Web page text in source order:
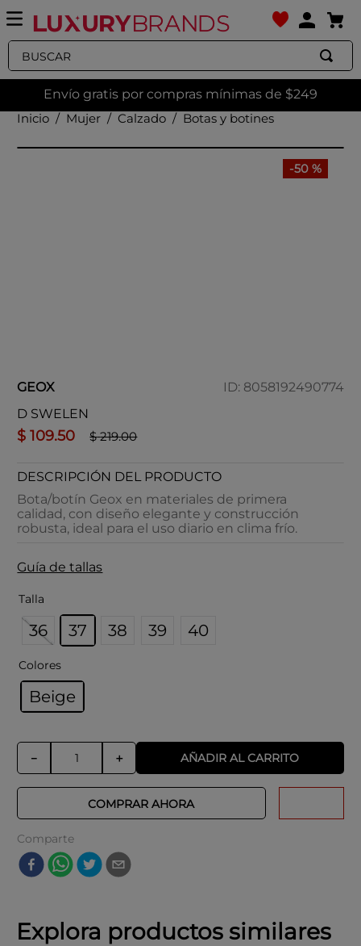
Buscar
Envío gratis por compras mínimas de $249
Mujer
Calzado Botas y botines
-50 %
GEOX ID: 8058192490774
D SWELEN
$ 109.50 $ 219.00
DESCRIPCIÓN DEL PRODUCTO
Bota/botín Geox en materiales de primera
calidad, con diseño elegante y construcción
robusta, ideal para el uso diario en clima frío.
Guía de tallas
Talla
36 37 38 39 40
Colores
Beige
＋
－ AÑADIR AL CARRITO
COMPRAR AHORA
Comparte
Explora productos similares